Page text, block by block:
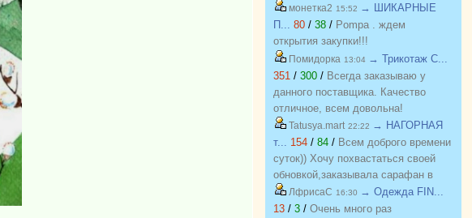
на вопросы. Спасибо!!!
монетка2 15:52 → ШИКАРНЫЕ
П... 80 / 38 / Pompa . ждем
открытия закупки!!!
Помидорка 13:04 → Трикотаж C...
351 / 300 / Всегда заказываю у
данного поставщика. Качество
отличное, всем довольна!
Tatusya.mart 22:22 → НАГОРНАЯ
т... 154 / 84 / Всем доброго времени
суток)) Хочу похвастаться своей
обновкой,заказывала сарафан в
закупке (Нагорная трикотаж) и
осталась в полном восторге от
ЛфрисаС 16:30 → Одежда FIN...
13 / 3 / Очень много раз